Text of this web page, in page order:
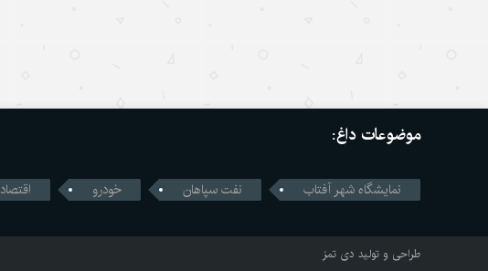
موضوعات داغ:
نمایشگاه شهر آفتاب نفت سپاهان خودرو اقتصاد
طراحی و تولید دی تمز